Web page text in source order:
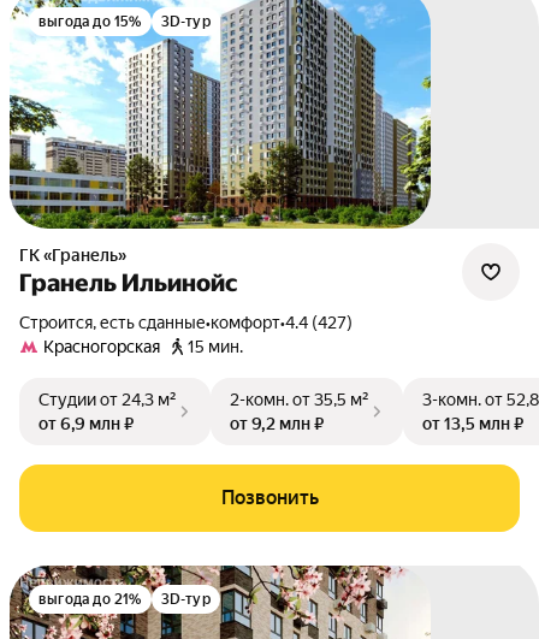
выгода до 15% 3D-тур
ГК «Гранель»
Гранель Ильинойс
Строится, есть сданные•комфорт•4.4 (427)
Красногорская
15 мин.
Студииот 24,3 м²
от 6,9 млн ₽
2-комн.от 35,5 м²
от 9,2 млн ₽
3-комн.от
от 13,5 млн ₽
Позвонить
выгода до 21% 3D-тур